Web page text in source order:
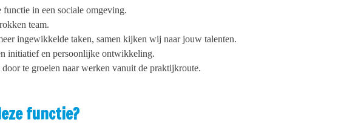
functie in een sociale omgeving.
team.
ingewikkelde taken, samen kijken wij naar jouw talenten.
initiatief en persoonlijke ontwikkeling.
te groeien naar werken vanuit de praktijkroute.
functie?